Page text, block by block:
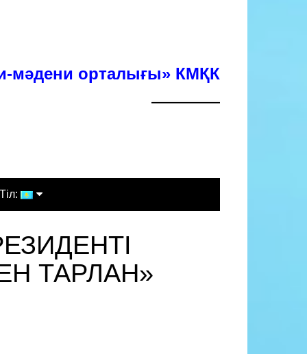
мәдени орталығы» КМҚК
Тіл:
Русский
EnglishТАРЛАН»